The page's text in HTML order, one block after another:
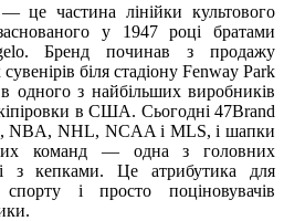
це частина лінійки культового
у 1947 році братами
Бренд починав з продажу
біля стадіону Fenway Park
одного з найбільших виробників
в США. Сьогодні 47Brand
NBA, NHL, NCAA і MLS, і шапки
команд — одна з головних
з кепками. Це атрибутика для
спорту і просто поціновувачів